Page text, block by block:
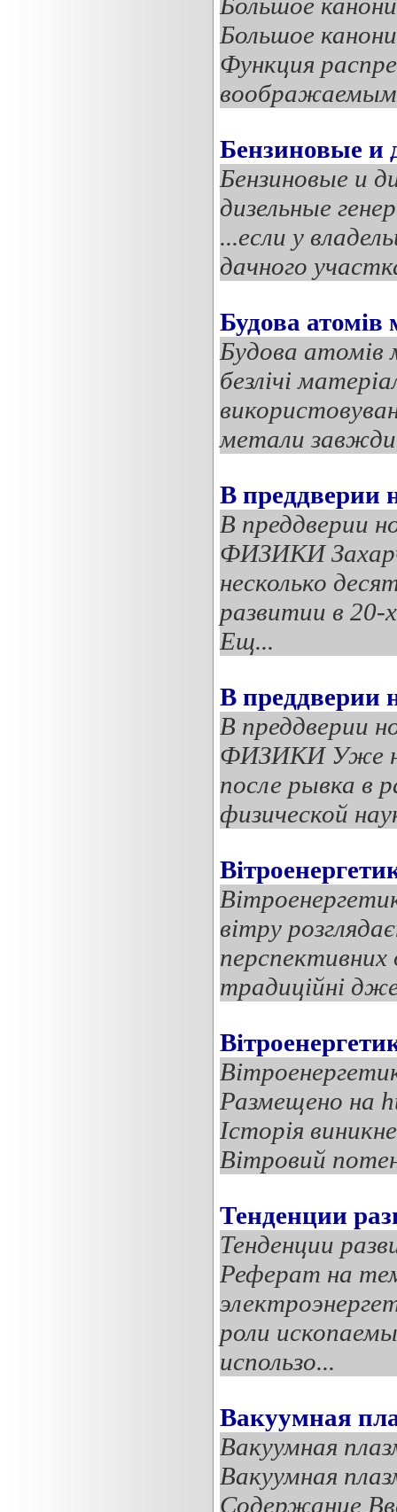
Большое
Функция
Бензиновые и
Бензиновые и
дизельные
...eсли у
дачного
Будова атомів
Будова атомів
безлічі
метали завжди
В преддверии
В
ФИЗИКИ
несколько
развитии в 20-
Ещ...
В преддверии
В
ФИЗИКИ Уже
после рывка в
физической
вітру
перспективних
традиційні
Размещено на
Історія
Вітровий
Тенденции
Тенденции
Реферат на
роли
использо...
Вакуумная
Вакуумная
Вакуумная
Содержание